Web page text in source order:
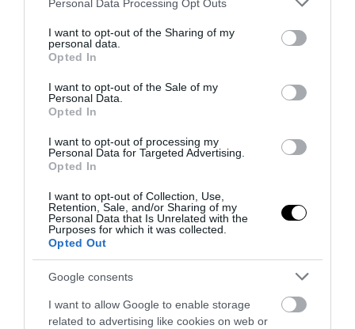
not limited to your visit or usage behaviour. You may click to
grant or deny consent to Google and its third-party tags to
use your data for below specified purposes in below Google
consent section.
Personal Data Processing Opt Outs
I want to opt-out of the Sharing of my
personal data.
Opted In
I want to opt-out of the Sale of my
Personal Data.
Opted In
I want to opt-out of processing my
Personal Data for Targeted Advertising.
Opted In
I want to opt-out of Collection, Use,
Retention, Sale, and/or Sharing of my
Personal Data that Is Unrelated with the
Purposes for which it was collected.
Opted Out
Google consents
I want to allow Google to enable storage
related to advertising like cookies on web or